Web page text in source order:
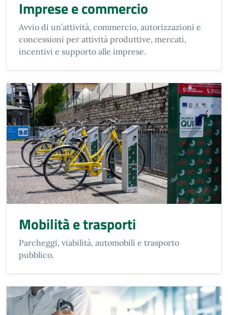
Imprese e commercio
Avvio di un’attività, commercio, autorizzazioni e
concessioni per attività produttive, mercati,
incentivi e supporto alle imprese.
Mobilità e trasporti
Parcheggi, viabilità, automobili e trasporto
pubblico.